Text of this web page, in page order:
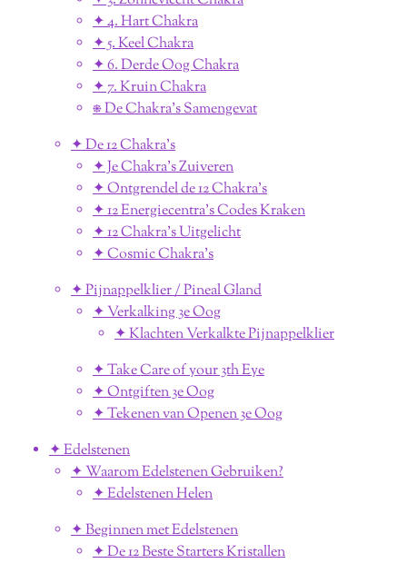
✦ 4. Hart Chakra
✦ 5. Keel Chakra
✦ 6. Derde Oog Chakra
✦ 7. Kruin Chakra
⎈ De Chakra's Samengevat
✦ De 12 Chakra's
✦ Je Chakra's Zuiveren
✦ Ontgrendel de 12 Chakra's
✦ 12 Energiecentra's Codes Kraken
✦ 12 Chakra's Uitgelicht
✦ Cosmic Chakra's
✦ Pijnappelklier / Pineal Gland
✦ Verkalking 3e Oog
✦ Klachten Verkalkte Pijnappelklier
✦ Take Care of your 3th Eye
✦ Ontgiften 3e Oog
✦ Tekenen van Openen 3e Oog
✦ Edelstenen
✦ Waarom Edelstenen Gebruiken?
✦ Edelstenen Helen
✦ Beginnen met Edelstenen
✦ De 12 Beste Starters Kristallen